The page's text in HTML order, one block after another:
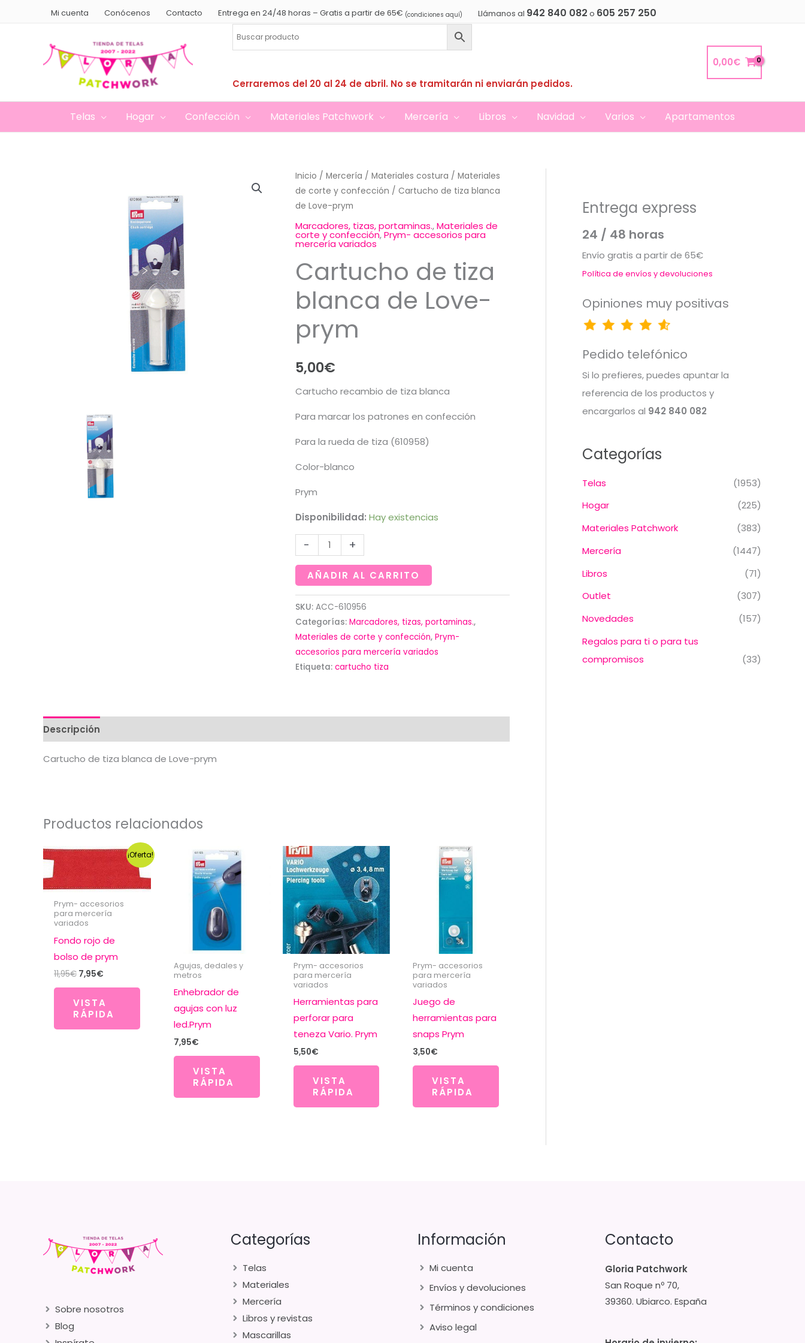
Mi cuenta Conócenos Contacto Entrega en 24/48 horas – Gratis a partir de 65€ (condiciones aquí) Llámanos al 942 840 082 o 605 257 250
Cerraremos del 20 al 24 de abril. No se tramitarán ni enviarán pedidos.
0,00€
Telas Hogar Confección Materiales Patchwork Mercería Libros Navidad Varios Apartamentos
Inicio / Mercería / Materiales costura / Materiales
de corte y confección / Cartucho de tiza blanca
de Love-prym
Marcadores, tizas, portaminas.,Materiales de
corte y confección,Prym- accesorios para
mercería variados
Cartucho de tiza
blanca de Love-
prym
5,00€
Cartucho recambio de tiza blanca
Para marcar los patrones en confección
Para la rueda de tiza (610958)
Color-blanco
Prym
Disponibilidad: Hay existencias
-
Cartucho
de
tiza
blanca
de
Love-
prym
cantidad
+
AÑADIR AL CARRITO
SKU: ACC-610956
Categorías: Marcadores, tizas, portaminas.,
Materiales de corte y confección, Prym-
accesorios para mercería variados
Etiqueta: cartucho tiza
Descripción
Cartucho de tiza blanca de Love-prym
Productos relacionados
¡Oferta!
Prym- accesorios
para mercería
variados
Fondo rojo de
bolso de prym
11,95€ El
era:
11,95€.
7,95€
es:
7,95€.
VISTA
RÁPIDA
Agujas, dedales y
metros
Enhebrador de
agujas con luz
led.Prym
7,95€
VISTA
RÁPIDA
Prym- accesorios
para mercería
variados
Herramientas para
perforar para
teneza Vario. Prym
5,50€
VISTA
RÁPIDA
Prym- accesorios
para mercería
variados
Juego de
herramientas para
snaps Prym
3,50€
VISTA
RÁPIDA
Entrega express
24 / 48 horas
Envío gratis a partir de 65€
Política de envíos y devoluciones
Opiniones muy positivas
Pedido telefónico
Si lo prefieres, puedes apuntar la
referencia de los productos y
encargarlos al 942 840 082
Categorías
Telas
(1953)
Hogar
(225)
Materiales Patchwork
(383)
Mercería
(1447)
Libros
(71)
Outlet
(307)
Novedades
(157)
Regalos para ti o para tus
compromisos
(33)
Sobre nosotros
Blog
Categorías
Telas
Materiales
Mercería
Libros y revistas
Mascarillas
Información
Mi cuenta
Envíos y devoluciones
Términos y condiciones
Aviso legal
Contacto
Gloria Patchwork
San Roque nº 70,
39360. Ubiarco. España